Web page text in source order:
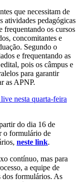
que necessitam de
atividades pedagógicas
frequentando os cursos
concomitantes e
Segundo o
e frequentando as
pois os câmpus e
para garantir
as APNP.
nesta quarta-feira
do dia 16 de
o formulário de
neste link.
contínuo, mas para
a equipe de
dos formulários. As